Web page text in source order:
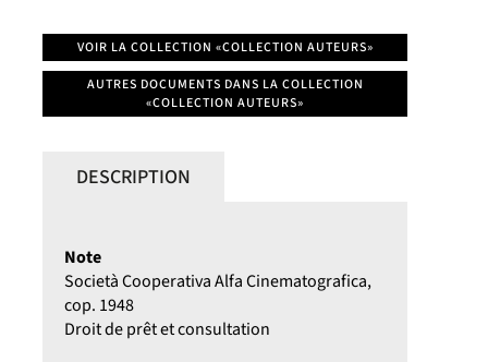
VOIR LA COLLECTION «COLLECTION AUTEURS»
AUTRES DOCUMENTS DANS LA COLLECTION
«COLLECTION AUTEURS»
DESCRIPTION
Note
Società Cooperativa Alfa Cinematografica,
cop. 1948
Droit de prêt et consultation